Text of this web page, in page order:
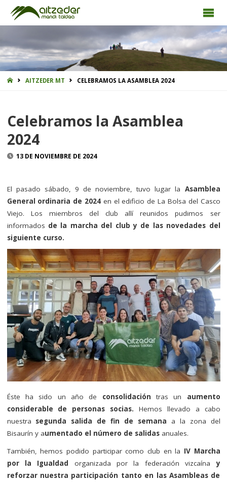
INICIOAITZEDER MT CELEBRAMOS LA ASAMBLEA 2024
Celebramos la Asamblea
2024
13 DE NOVIEMBRE DE 2024
El pasado sábado, 9 de noviembre, tuvo lugar la Asamblea
General ordinaria de 2024en el edificio de La Bolsa del Casco
Viejo. Los miembros del club allí reunidos pudimos ser
informados de la marcha del club y de las novedades del
siguiente curso.
Éste ha sido un año de consolidación tras un aumento
considerable de personas socias. Hemos llevado a cabo
nuestra segunda salida de fin de semana a la zona del
Bisaurín y aumentado el número de salidas anuales.
También, hemos podido participar como club en la IV Marcha
por la Igualdad organizada por la federación vizcaínay
reforzar nuestra participación tanto en las Asambleas de